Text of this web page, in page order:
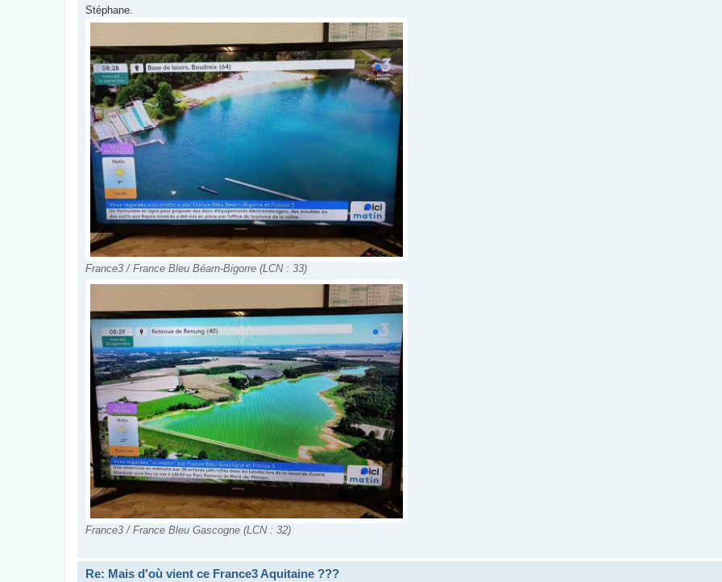
Stéphane.
France3 / France Bleu Béarn-Bigorre (LCN : 33)
France3 / France Bleu Gascogne (LCN : 32)
Re: Mais d'où vient ce France3 Aquitaine ???